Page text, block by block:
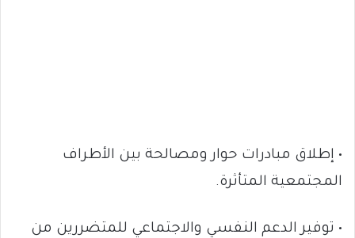
• إطلاق مبادرات حوار ومصالحة بين الأطراف
المجتمعية المتأثرة.
• توفير الدعم النفسي والاجتماعي للمتضررين من